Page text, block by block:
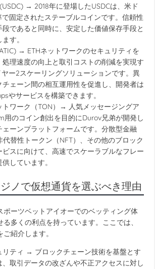
→ 2018年に登場したUSDCは、米ド
で固定されたステーブルコインです。信頼性
であると同時に、安定した価値保存手段と
す。
→ ETHネットワークのセキュリティを
処理速度の向上と取引コストの削減を実現す
ヤー2スケーリングソリューションです。異
チェーン間の相互運用性を促進し、開発者は
やサービスを構築できます。
トワーク（TON）→ 人気メッセージングア
用のコイン創出を目的にDurov兄弟が開発し
ェーンプラットフォームです。分散型金融
代替性トークン（NFT）、その他のブロック
ビスに向けて、高速でスケーラブルなフレー
しています。
ノで仮想通貨を選ぶべき理由
ポーツベットアイオーでのベッティング体
多くの利点を持っています。ここでは、
紹介します。
リティ → ブロックチェーン技術を基盤とす
、取引データの改ざんや不正アクセスに対し